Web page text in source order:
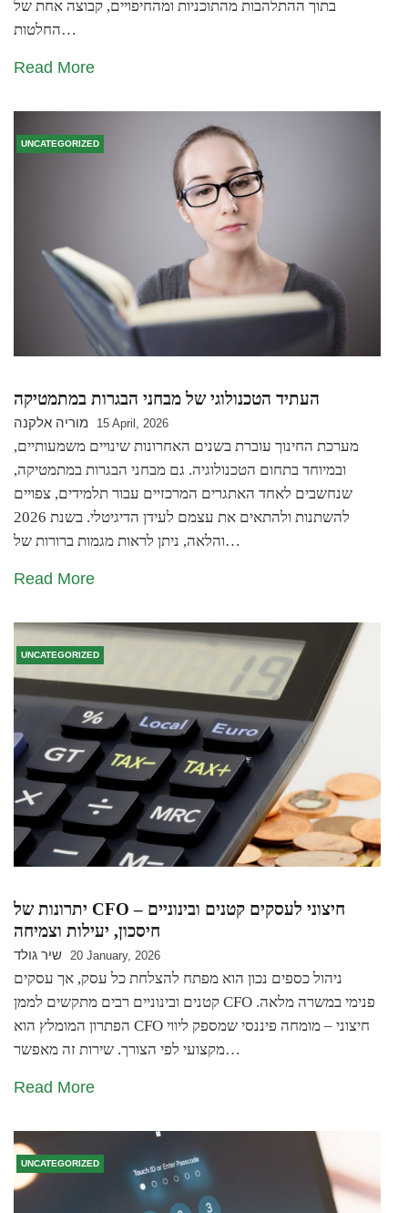
בתוך ההתלהבות מהתוכניות ומהחיפויים, קבוצה אחת של
החלטות…
Read More
UNCATEGORIZED
העתיד הטכנולוגי של מבחני הבגרות במתמטיקה
מוריה אלקנה 15 April, 2026
מערכת החינוך עוברת בשנים האחרונות שינויים משמעותיים,
ובמיוחד בתחום הטכנולוגיה. גם מבחני הבגרות במתמטיקה,
שנחשבים לאחד האתגרים המרכזיים עבור תלמידים, צפויים
להשתנות ולהתאים את עצמם לעידן הדיגיטלי. בשנת 2026
והלאה, ניתן לראות מגמות ברורות של…
Read More
UNCATEGORIZED
יתרונות של CFO חיצוני לעסקים קטנים ובינוניים –
חיסכון, יעילות וצמיחה
שיר גולד 20 January, 2026
ניהול כספים נכון הוא מפתח להצלחת כל עסק, אך עסקים
קטנים ובינוניים רבים מתקשים לממן CFO פנימי במשרה מלאה.
הפתרון המומלץ הוא CFO חיצוני – מומחה פיננסי שמספק ליווי
מקצועי לפי הצורך. שירות זה מאפשר…
Read More
UNCATEGORIZED